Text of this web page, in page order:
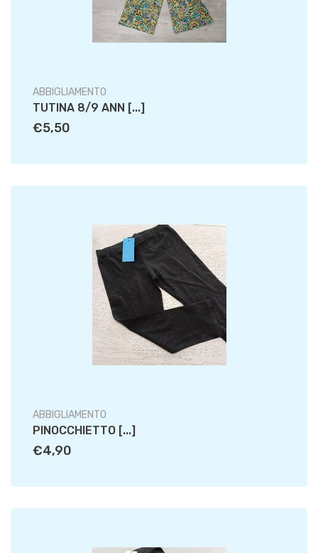
ABBIGLIAMENTO
TUTINA 8/9 ANN [...]
€5,50
ABBIGLIAMENTO
PINOCCHIETTO [...]
€4,90